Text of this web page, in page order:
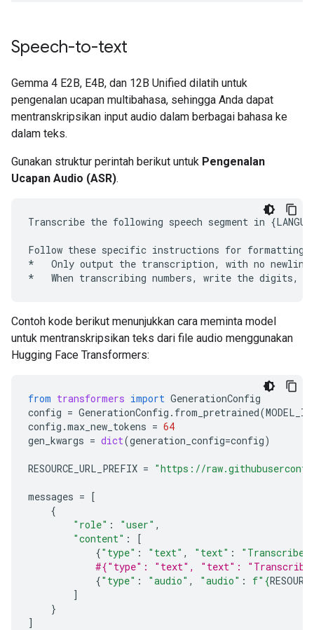
Speech-to-text
Gemma 4 E2B, E4B, dan 12B Unified dilatih untuk
pengenalan ucapan multibahasa, sehingga Anda dapat
mentranskripsikan input audio dalam berbagai bahasa ke
dalam teks.
Gunakan struktur perintah berikut untuk Pengenalan
Ucapan Audio (ASR).
Transcribe the following speech segment in
Follow these specific instructions for formatting
*   Only output the transcription, with no
Contoh kode berikut menunjukkan cara meminta model
untuk mentranskripsikan teks dari file audio menggunakan
Hugging Face Transformers:
from transformers import GenerationConfig
config = GenerationConfig . from_pretrained(MODEL_ID
config .max_new_tokens = 64
gen_kwargs = dict(generation_config=config)
RESOURCE_URL_PREFIX = "https://
messages = [
{
"role" : "user" ,
"content" :
[
{"type" : "text" , "text" :
"Transcribe
#{"type": "text", "text": "Transcribe
{"type" : "audio" , "audio" : f" {
]
}
]